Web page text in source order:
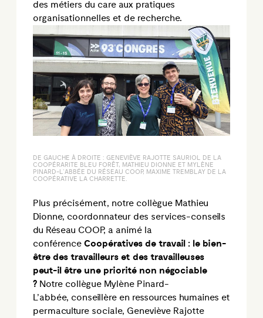
des métiers du care aux pratiques
organisationnelles et de recherche.
DE GAUCHE À DROITE : GENEVIÈVE RAJOTTE SAURIOL DE LA
COOPÉRARITE BLEU FORÊT, MATHIEU DIONNE ET MYLÈNE
PINARD-L’ABBÉE DU RÉSEAU COOP, MAXIME TREMBLAY DE LA
COOPÉRATIVE LA CHARRETTE.
Plus précisément, notre collègue Mathieu
Dionne, coordonnateur des services-conseils
du Réseau COOP, a animé la
conférence Coopératives de travail : le bien-
être des travailleurs et des travailleuses
peut-il être une priorité non négociable
? Notre collègue Mylène Pinard-
L’abbée, conseillère en ressources humaines et
permaculture sociale, Geneviève Rajotte